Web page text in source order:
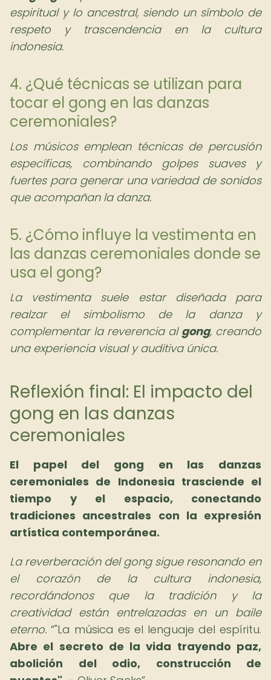
espiritual y lo ancestral, siendo un símbolo de
respeto y trascendencia en la cultura
indonesia.
4. ¿Qué técnicas se utilizan para
tocar el gong en las danzas
ceremoniales?
Los músicos emplean técnicas de percusión
específicas, combinando golpes suaves y
fuertes para generar una variedad de sonidos
que acompañan la danza.
5. ¿Cómo influye la vestimenta en
las danzas ceremoniales donde se
usa el gong?
La vestimenta suele estar diseñada para
realzar el simbolismo de la danza y
complementar la reverencia al gong, creando
una experiencia visual y auditiva única.
Reflexión final: El impacto del
gong en las danzas
ceremoniales
El papel del gong en las danzas
ceremoniales de Indonesia trasciende el
tiempo y el espacio, conectando
tradiciones ancestrales con la expresión
artística contemporánea.
La reverberación del gong sigue resonando en
el corazón de la cultura indonesia,
recordándonos que la tradición y la
creatividad están entrelazadas en un baile
eterno. "La música es el lenguaje del espíritu.
Abre el secreto de la vida trayendo paz,
abolición del odio, construcción de